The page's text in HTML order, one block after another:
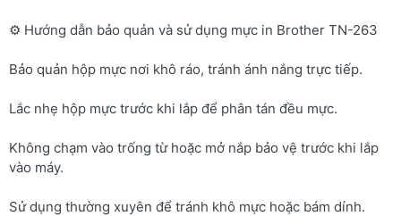
⚙️ Hướng dẫn bảo quản và sử dụng mực in Brother TN-263
Bảo quản hộp mực nơi khô ráo, tránh ánh nắng trực tiếp.
Lắc nhẹ hộp mực trước khi lắp để phân tán đều mực.
Không chạm vào trống từ hoặc mở nắp bảo vệ trước khi lắp
vào máy.
Sử dụng thường xuyên để tránh khô mực hoặc bám dính.